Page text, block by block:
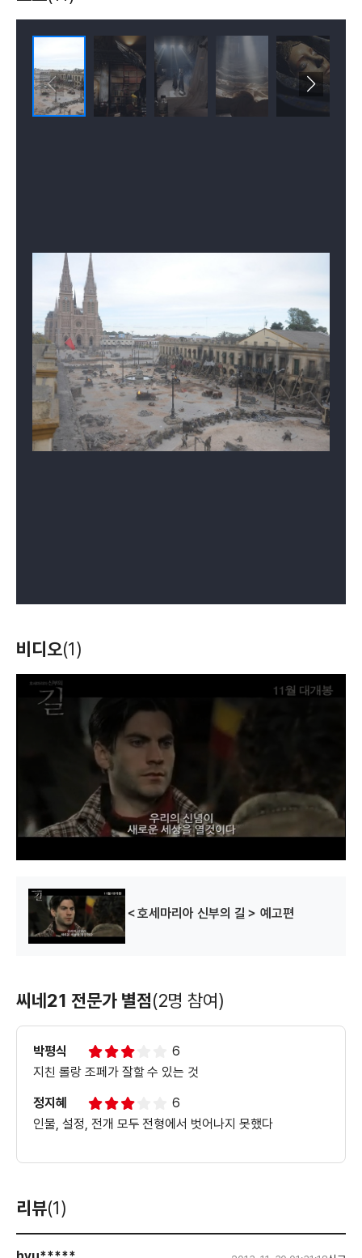
비디오(1)
＜호세마리아 신부의 길＞ 예고편
씨네21 전문가 별점(2명 참여)
박평식
6
지친 롤랑 조페가 잘할 수 있는 것
정지혜
6
인물, 설정, 전개 모두 전형에서 벗어나지 못했다
리뷰(1)